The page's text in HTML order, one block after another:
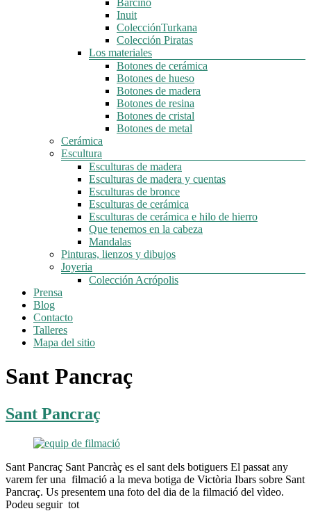
Inuit
ColecciónTurkana
Colección Piratas
Los materiales
Botones de cerámica
Botones de hueso
Botones de madera
Botones de resina
Botones de cristal
Botones de metal
Cerámica
Escultura
Esculturas de madera
Esculturas de madera y cuentas
Esculturas de bronce
Esculturas de cerámica
Esculturas de cerámica e hilo de hierro
Que tenemos en la cabeza
Mandalas
Pinturas, lienzos y dibujos
Joyeria
Colección Acrópolis
Prensa
Blog
Contacto
Talleres
Mapa del sitio
Sant Pancraç
Sant Pancraç
Sant Pancraç Sant Pancràç es el sant dels botiguers El passat any
varem fer una filmació a la meva botiga de Victòria Ibars sobre Sant
Pancraç. Us presentem una foto del dia de la filmació del vìdeo.
Podeu seguir tot